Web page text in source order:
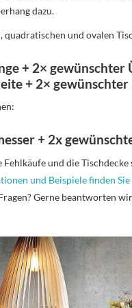
dazu.
quadratischen und ovalen
+ 2× gewünschter
+ 2×
+ 2x
Fehlkäufe und die
und Beispiele finden Sie
Gerne beantworten